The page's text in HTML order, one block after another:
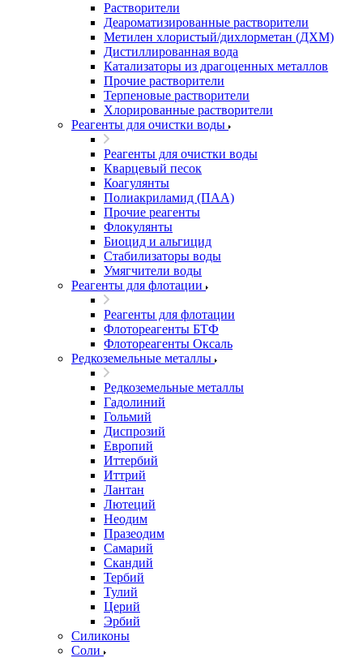
Растворители
Деароматизированные растворители
Метилен хлористый/дихлорметан (ДХМ)
Дистиллированная вода
Катализаторы из драгоценных металлов
Прочие растворители
Терпеновые растворители
Хлорированные растворители
Реагенты для очистки воды
Реагенты для очистки воды
Кварцевый песок
Коагулянты
Полиакриламид (ПАА)
Прочие реагенты
Флокулянты
Биоцид и альгицид
Стабилизаторы воды
Умягчители воды
Реагенты для флотации
Реагенты для флотации
Флотореагенты БТФ
Флотореагенты Оксаль
Редкоземельные металлы
Редкоземельные металлы
Гадолиний
Гольмий
Диспрозий
Европий
Иттербий
Иттрий
Лантан
Лютеций
Неодим
Празеодим
Самарий
Скандий
Тербий
Тулий
Церий
Эрбий
Силиконы
Соли